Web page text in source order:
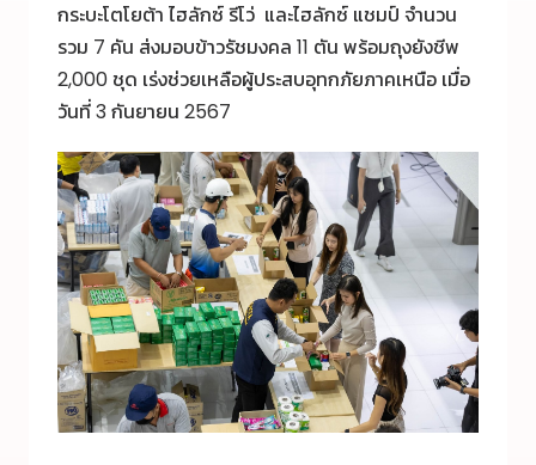
กระบะโตโยต้า ไฮลักซ์ รีโว่ และไฮลักซ์ แชมป์ จำนวน
รวม 7 คัน ส่งมอบข้าวรัชมงคล 11 ตัน พร้อมถุงยังชีพ
2,000 ชุด เร่งช่วยเหลือผู้ประสบอุทกภัยภาคเหนือ เมื่อ
วันที่ 3 กันยายน 2567